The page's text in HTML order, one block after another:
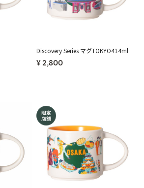
Discovery Series マグTOKYO414ml
¥ 2,800